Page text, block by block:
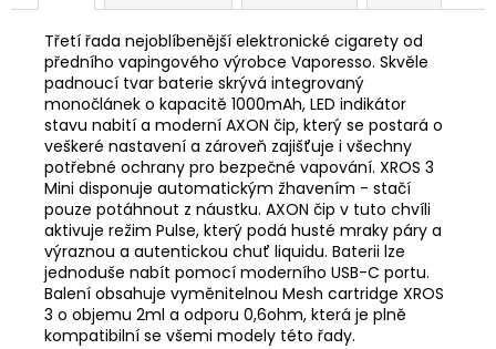
Třetí řada nejoblíbenější elektronické cigarety od
předního vapingového výrobce Vaporesso. Skvěle
padnoucí tvar baterie skrývá integrovaný
monočlánek o kapacitě 1000mAh, LED indikátor
stavu nabití a moderní AXON čip, který se postará o
veškeré nastavení a zároveň zajišťuje i všechny
potřebné ochrany pro bezpečné vapování. XROS 3
Mini disponuje automatickým žhavením - stačí
pouze potáhnout z náustku. AXON čip v tuto chvíli
aktivuje režim Pulse, který podá husté mraky páry a
výraznou a autentickou chuť liquidu. Baterii lze
jednoduše nabít pomocí moderního USB-C portu.
Balení obsahuje vyměnitelnou Mesh cartridge XROS
3 o objemu 2ml a odporu 0,6ohm, která je plně
kompatibilní se všemi modely této řady.